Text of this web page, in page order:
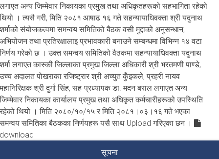
लगाएत अन्य जिम्मेवार निकायका प्रमुख तथा अधिकृतहरूको सहभागिता रहेको
थियो । त्यसै गरी, मिति २०८१ आषाढ १६ गते सहन्यायाधिवक्ता श्री यदुनाथ
शर्माको संयोजकत्वमा समन्वय समितिको बैठक वसी मुद्दाको अनुसन्धान,
अभियोजन तथा प्रतिरक्षालाइ प्रभावकारी बनाउने सम्बन्धमा विभिन्न १४ वटा
निर्णय गरेको छ । उक्त समन्वय समितिको वैठकमा सहन्यायाधिवक्ता यदुनाथ
शर्मा लगाएत कास्की जिल्लाका प्रमुख जिल्ला अधिकारी श्री भरतमणी पाण्डे,
उच्च अदालत पोखराका रजिष्ट्रार श्री अच्युत कुँइकले, प्रहरी नायव
महानिरिक्षक श्री दुर्गा सिंह, सह-प्रध्यापक डा. मदन बराल लगाएत अन्य
जिम्मेवार निकायका कार्यालय प्रमुख तथा अधिकृत कर्मचारीहरूको उपस्थिति
रहेको थियो । मिति २०८०/१०/१५ र मिति २०८१।०३।१६ गते भएका
समन्वय समितिका बैठकका निर्णयहरू यसै साथ Upload गरिएका छन ।
download
सूचना